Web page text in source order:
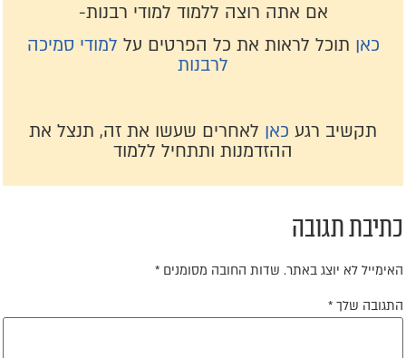
אם אתה רוצה ללמוד למודי רבנות-
כאןתוכל לראות את כל הפרטים על למודי סמיכה
לרבנות
תקשיב רגע כאןלאחרים שעשו את זה, תנצל את
ההזדמנות ותתחיל ללמוד
תגובה
לא יוצג באתר. שדות החובה מסומנים
שלך*